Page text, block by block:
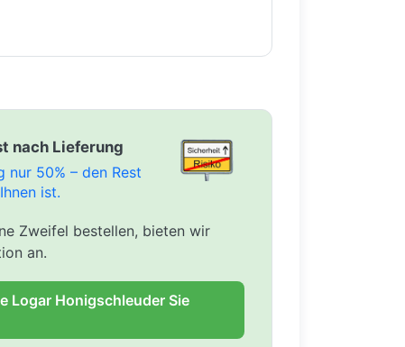
nach Lieferung
nur 50% – den Rest
ist.
Zweifel bestellen, bieten wir
an.
Logar Honigschleuder Sie